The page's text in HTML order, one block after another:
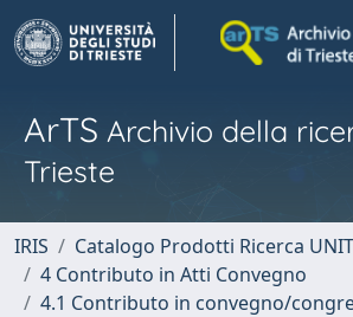
ArTS Archivio della
Trieste
IRIS
Catalogo Prodotti Ricerca
4 Contributo in Atti Convegno
4.1 Contributo in convegno/